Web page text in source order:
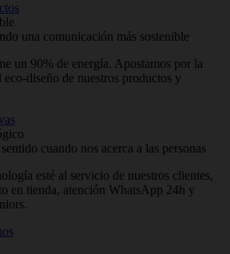
una comunicación más sostenible
un 90% de energía. Apostamos por la
diseño de nuestros productos y
cuando nos acerca a las personas
esté al servicio de nuestros clientes,
en tienda, atención WhatsApp 24h y